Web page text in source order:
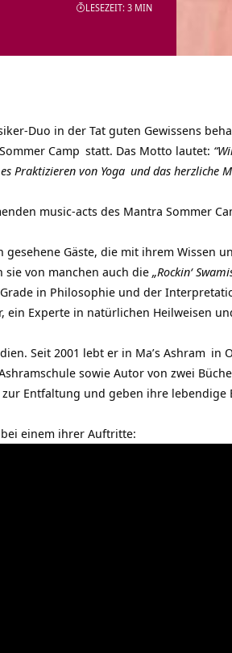
LESEZEIT: 3 MIN
Duo in der Tat guten Gewissens
Camp statt. Das Motto lautet:
Praktizieren von Yoga und das herzliche
music-acts des Mantra Sommer
gesehene Gäste, die mit ihrem Wissen
von manchen auch die „Rockin‘
in Philosophie und der
ein Experte in natürlichen Heilweisen
Seit 2001 lebt er in Ma’s Ashram in
sowie Autor von zwei
Entfaltung und geben ihre lebendige
einem ihrer Auftritte: